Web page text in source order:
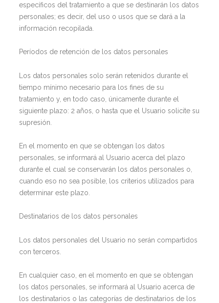
específicos del tratamiento a que se destinarán los datos
personales; es decir, del uso o usos que se dará a la
información recopilada.
Períodos de retención de los datos personales
Los datos personales solo serán retenidos durante el
tiempo mínimo necesario para los fines de su
tratamiento y, en todo caso, únicamente durante el
siguiente plazo: 2 años, o hasta que el Usuario solicite su
supresión.
En el momento en que se obtengan los datos
personales, se informará al Usuario acerca del plazo
durante el cual se conservarán los datos personales o,
cuando eso no sea posible, los criterios utilizados para
determinar este plazo.
Destinatarios de los datos personales
Los datos personales del Usuario no serán compartidos
con terceros.
En cualquier caso, en el momento en que se obtengan
los datos personales, se informará al Usuario acerca de
los destinatarios o las categorías de destinatarios de los